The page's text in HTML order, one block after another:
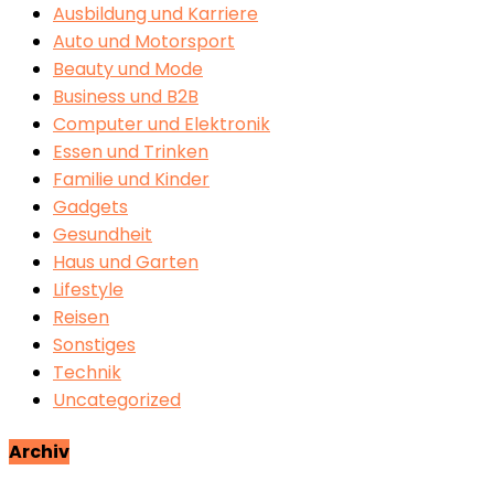
Ausbildung und Karriere
Auto und Motorsport
Beauty und Mode
Business und B2B
Computer und Elektronik
Essen und Trinken
Familie und Kinder
Gadgets
Gesundheit
Haus und Garten
Lifestyle
Reisen
Sonstiges
Technik
Uncategorized
Archiv